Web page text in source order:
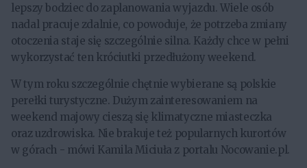
lepszy bodziec do zaplanowania wyjazdu. Wiele osób
nadal pracuje zdalnie, co powoduje, że potrzeba zmiany
otoczenia staje się szczególnie silna. Każdy chce w pełni
wykorzystać ten króciutki przedłużony weekend.
W tym roku szczególnie chętnie wybierane są polskie
perełki turystyczne. Dużym zainteresowaniem na
weekend majowy cieszą się klimatyczne miasteczka
oraz uzdrowiska. Nie brakuje też popularnych kurortów
w górach - mówi Kamila Miciuła z portalu Nocowanie.pl.